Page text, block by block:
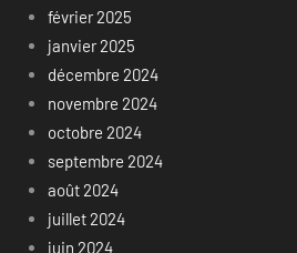
février 2025
janvier 2025
décembre 2024
novembre 2024
octobre 2024
septembre 2024
août 2024
juillet 2024
juin 2024